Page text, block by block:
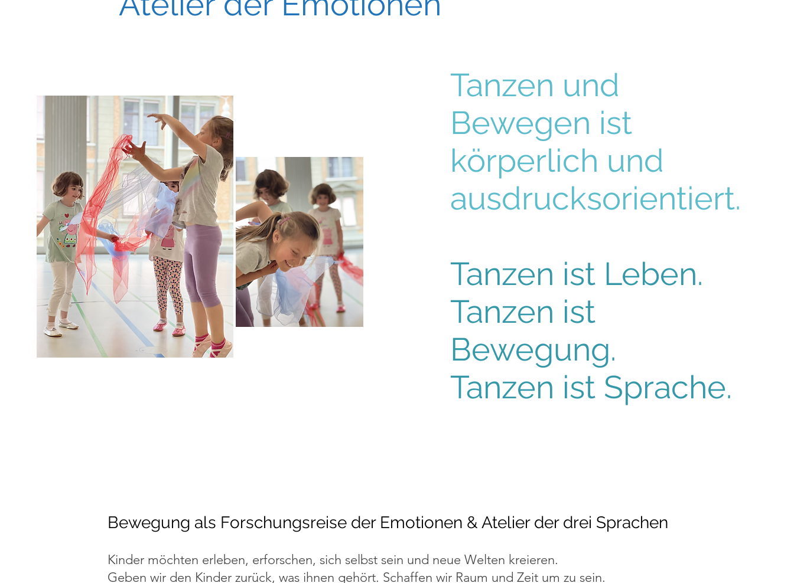
Tanzen und
Bewegen ist
körperlich und
ausdrucksorientiert.
Tanzen ist Leben.
Tanzen ist
Bewegung.
Tanzen ist Sprache.
Bewegung als Forschungsreise der Emotionen & Atelier der drei Sprachen
Kinder möchten erleben, erforschen, sich selbst sein und neue Welten kreieren.
Geben wir den Kinder zurück, was ihnen gehört. Schaffen wir Raum und Zeit um zu sein.